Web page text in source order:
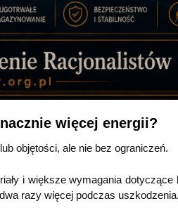
więcej energii?
objętości, ale nie bez ograniczeń.
i większe wymagania dotyczące
razy więcej podczas uszkodzenia.